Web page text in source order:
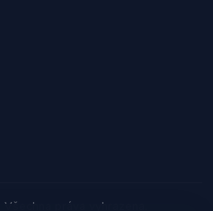
práva vyhrazena.